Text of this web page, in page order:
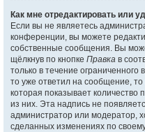
Как мне отредактировать или
Если вы не являетесь
конференции, вы можете
собственные сообщения. Вы
щёлкнув по кнопке Правка в
только в течение
то уже ответил на сообщение,
которая показывает количество
из них. Эта надпись не
администратор или модератор,
сделанных изменениях по